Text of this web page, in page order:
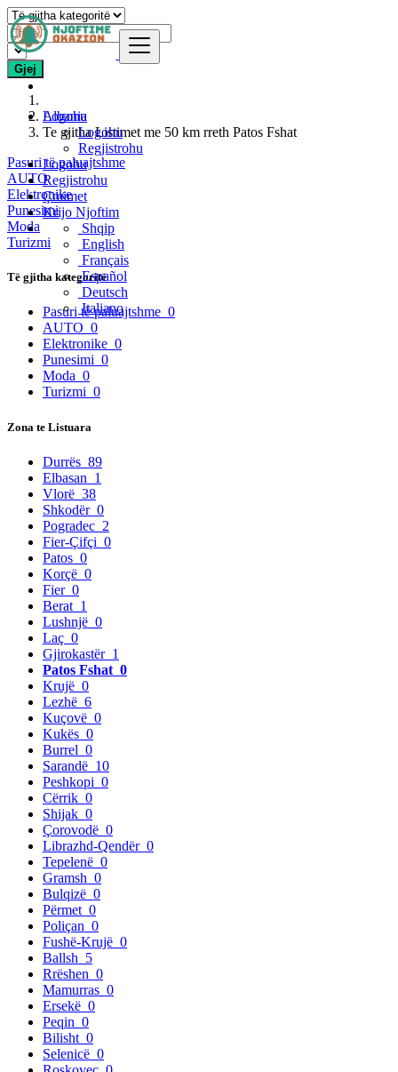
Logohu
Logohu
Regjistrohu
Logohu
Regjistrohu
Çmimet
Krijo Njoftim
Shqip
English
Français
Español
Deutsch
Italiano
Gjej
Albania
Te gjitha Listimet me 50 km rreth Patos Fshat
Pasuri të paluajtshme
AUTO
Elektronike
Punesimi
Moda
Turizmi
Të gjitha kategoritë
Pasuri të paluajtshme 0
AUTO 0
Elektronike 0
Punesimi 0
Moda 0
Turizmi 0
Zona te Listuara
Durrës 89
Elbasan 1
Vlorë 38
Shkodër 0
Pogradec 2
Fier-Çifçi 0
Patos 0
Korçë 0
Fier 0
Berat 1
Lushnjë 0
Laç 0
Gjirokastër 1
Patos Fshat 0
Krujë 0
Lezhë 6
Kuçovë 0
Kukës 0
Burrel 0
Sarandë 10
Peshkopi 0
Cërrik 0
Shijak 0
Çorovodë 0
Librazhd-Qendër 0
Tepelenë 0
Gramsh 0
Bulqizë 0
Përmet 0
Poliçan 0
Fushë-Krujë 0
Ballsh 5
Rrëshen 0
Mamurras 0
Ersekë 0
Peqin 0
Bilisht 0
Selenicë 0